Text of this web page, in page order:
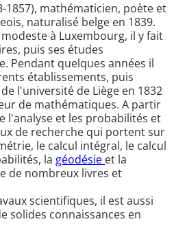
1857), mathématicien, poète et
naturalisé belge en 1839.
à Luxembourg, il y fait
puis ses études
Pendant quelques années il
établissements, puis
l'université de Liège en 1832
de mathématiques. A partir
l'analyse et les probabilités et
de recherche qui portent sur
le calcul intégral, le calcul
la géodésie et la
de nombreux livres et
scientifiques, il est aussi
solides connaissances en